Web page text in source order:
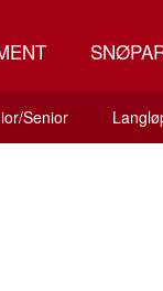
Senior